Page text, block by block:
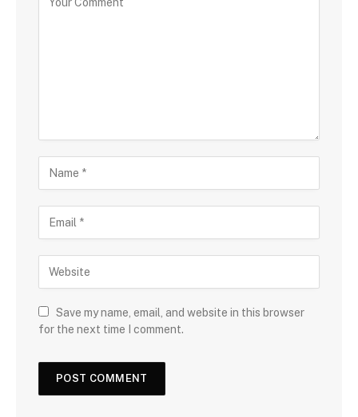
Save my name, email, and website in this browser
for the next time I comment.